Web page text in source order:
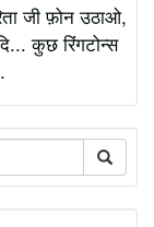
जी फ़ोन उठाओ,
कुछ रिंगटोन्स